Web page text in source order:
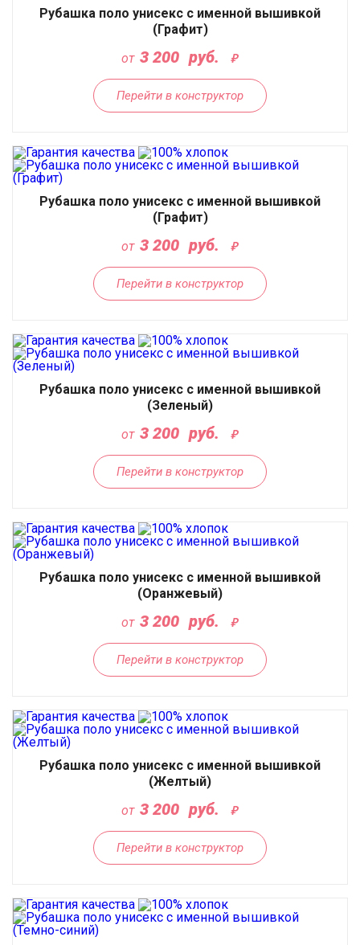
Рубашка поло унисекс с именной вышивкой
(Графит)
от 3 200 руб.
Перейти в конструктор
Рубашка поло унисекс с именной вышивкой
(Графит)
от 3 200 руб.
Перейти в конструктор
Рубашка поло унисекс с именной вышивкой
(Зеленый)
от 3 200 руб.
Перейти в конструктор
Рубашка поло унисекс с именной вышивкой
(Оранжевый)
от 3 200 руб.
Перейти в конструктор
Рубашка поло унисекс с именной вышивкой
(Желтый)
от 3 200 руб.
Перейти в конструктор